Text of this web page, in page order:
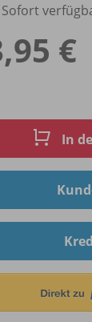
Sofort
€
In